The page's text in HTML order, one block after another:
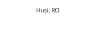
Huşi, RO